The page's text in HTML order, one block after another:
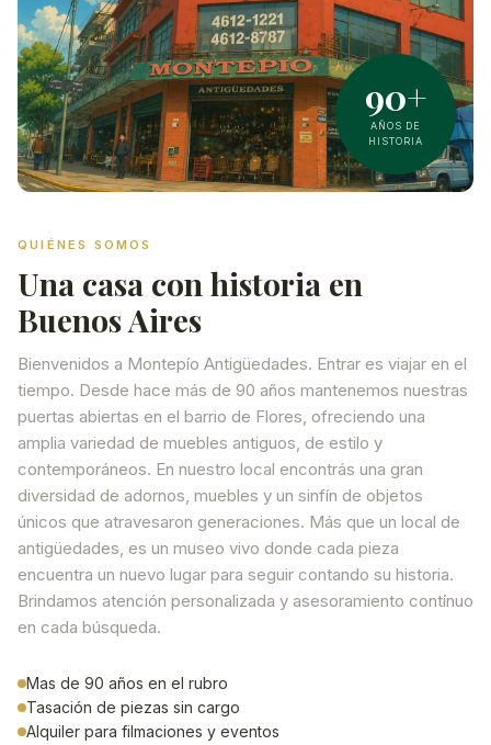
90+
AÑOS DE
HISTORIA
QUIÉNES SOMOS
Una casa con historia en
Buenos Aires
Bienvenidos a Montepío Antigüedades. Entrar es viajar en el
tiempo. Desde hace más de 90 años mantenemos nuestras
puertas abiertas en el barrio de Flores, ofreciendo una
amplia variedad de muebles antiguos, de estilo y
contemporáneos. En nuestro local encontrás una gran
diversidad de adornos, muebles y un sinfín de objetos
únicos que atravesaron generaciones. Más que un local de
antigüedades, es un museo vivo donde cada pieza
encuentra un nuevo lugar para seguir contando su historia.
Brindamos atención personalizada y asesoramiento contínuo
en cada búsqueda.
Mas de 90 años en el rubro
Tasación de piezas sin cargo
Alquiler para filmaciones y eventos